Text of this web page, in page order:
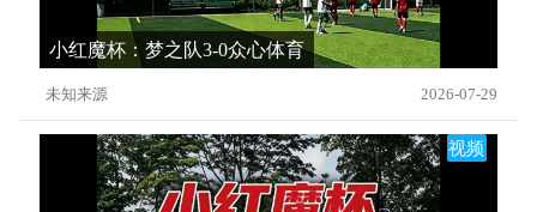
小红魔杯：梦之队3-0众心体育
未知来源 2026-07-29
视频